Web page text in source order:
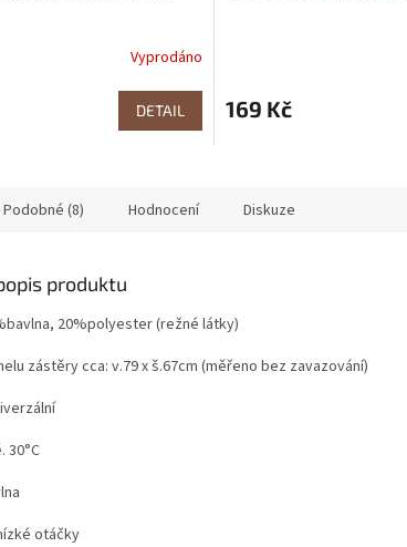
Vyprodáno
DETAIL 169 Kč
Podobné (8) Hodnocení Diskuze
produktu
20%polyester (režné látky)
zástěry cca: v.79 x š.67cm (měřeno bez zavazování)
30°C
otáčky